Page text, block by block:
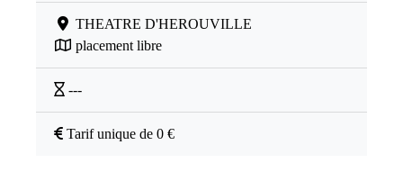
THEATRE D'HEROUVILLE
placement libre
---
Tarif unique de 0 €